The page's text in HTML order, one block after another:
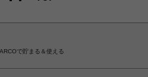
で貯まる＆使える